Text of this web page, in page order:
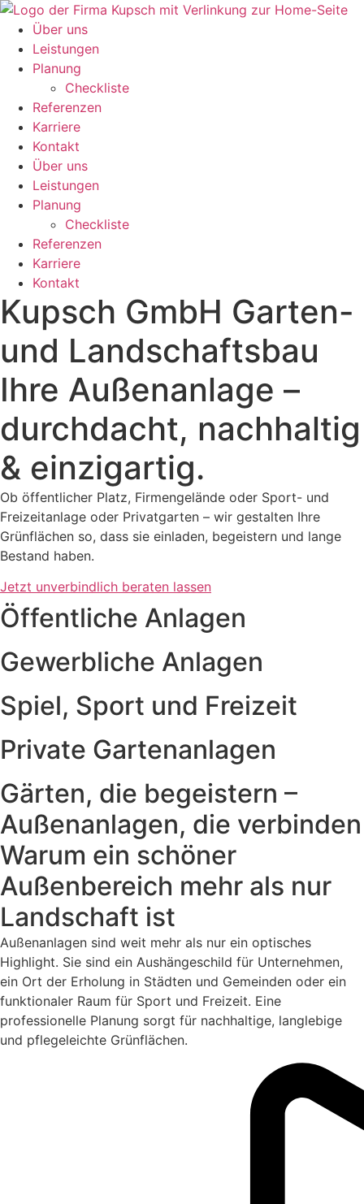
Zum
Inhalt
wechseln
Über uns
Leistungen
Planung
Checkliste
Referenzen
Karriere
Kontakt
Über uns
Leistungen
Planung
Checkliste
Referenzen
Karriere
Kontakt
Kupsch GmbH Garten-
und Landschaftsbau
Ihre Außenanlage –
durchdacht, nachhaltig
& einzigartig.
Ob öffentlicher Platz, Firmengelände oder Sport- und
Freizeitanlage oder Privatgarten – wir gestalten Ihre
Grünflächen so, dass sie einladen, begeistern und lange
Bestand haben.
Jetzt unverbindlich beraten lassen
Öffentliche Anlagen
Gewerbliche Anlagen
Spiel, Sport und Freizeit
Private Gartenanlagen
Gärten, die begeistern –
Außenanlagen, die verbinden
Warum ein schöner
Außenbereich mehr als nur
Landschaft ist
Außenanlagen sind weit mehr als nur ein optisches
Highlight. Sie sind ein Aushängeschild für Unternehmen,
ein Ort der Erholung in Städten und Gemeinden oder ein
funktionaler Raum für Sport und Freizeit. Eine
professionelle Planung sorgt für nachhaltige, langlebige
und pflegeleichte Grünflächen.